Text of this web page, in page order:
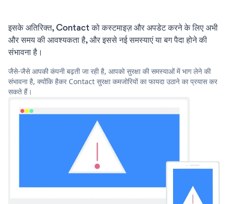
इसके अतिरिक्त, Contact को कस्टमाइज़ और अपडेट करने के लिए अभी
और समय की आवश्यकता है, और इससे नई समस्याएं या बग पैदा होने की
संभावना है।
जैसे-जैसे आपकी कंपनी बढ़ती जा रही है, आपको सुरक्षा की समस्याओं में भाग लेने की
संभावना है, क्योंकि हैकर Contact सुरक्षा कमजोरियों का फायदा उठाने का प्रयास कर
सकते हैं।